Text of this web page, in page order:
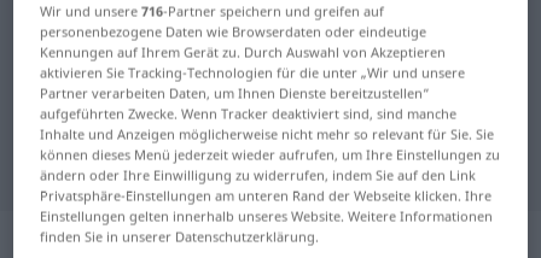
Deutsch-Russisch Übersetzung für
"verleumden"
"verleumden" Russisch
Übersetzung
„verleumden“: transitives Verb
Wir und unsere716-Partner speichern und greifen auf
personenbezogene Daten wie Browserdaten oder eindeutige
Kennungen auf Ihrem Gerät zu. Durch Auswahl von Akzeptieren
aktivieren Sie Tracking-Technologien für die unter „Wir und unsere
Partner verarbeiten Daten, um Ihnen Dienste bereitzustellen“
aufgeführten Zwecke. Wenn Tracker deaktiviert sind, sind manche
Inhalte und Anzeigen möglicherweise nicht mehr so relevant für Sie. Sie
können dieses Menü jederzeit wieder aufrufen, um Ihre Einstellungen zu
ändern oder Ihre Einwilligung zu widerrufen, indem Sie auf den Link
Privatsphäre-Einstellungen am unteren Rand der Webseite klicken. Ihre
Einstellungen gelten innerhalb unseres Website. Weitere Informationen
finden Sie in unserer Datenschutzerklärung.